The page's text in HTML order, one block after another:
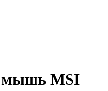
мышь MSI